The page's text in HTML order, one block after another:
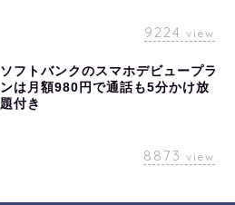
9224 view
ソフトバンクのスマホデビュープラ
ンは月額980円で通話も5分かけ放
題付き
8873 view